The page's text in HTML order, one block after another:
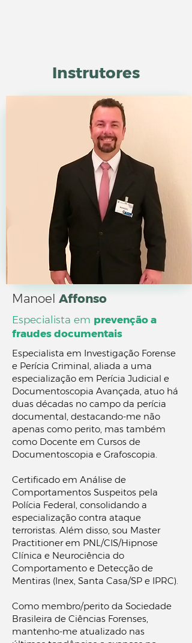
Instrutores
Manoel Affonso
Especialista em prevenção a
fraudes documentais
Especialista em Investigação Forense
e Perícia Criminal, aliada a uma
especialização em Perícia Judicial e
Documentoscopia Avançada, atuo há
duas décadas no campo da perícia
documental, destacando-me não
apenas como perito, mas também
como Docente em Cursos de
Documentoscopia e Grafoscopia.
Certificado em Análise de
Comportamentos Suspeitos pela
Polícia Federal, consolidando a
especialização contra ataque
terroristas. Além disso, sou Master
Practitioner em PNL/CIS/Hipnose
Clínica e Neurociência do
Comportamento e Detecção de
Mentiras (Inex, Santa Casa/SP e IPRC).
Como membro/perito da Sociedade
Brasileira de Ciências Forenses,
mantenho-me atualizado nas